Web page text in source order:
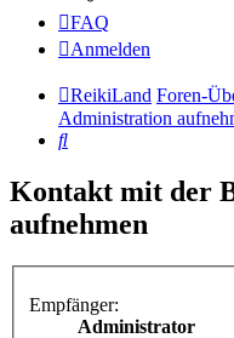
FAQ
Anmelden
ReikiLand Foren-
Administration
Suche
Kontakt mit der
aufnehmen
Empfänger:
Administrator